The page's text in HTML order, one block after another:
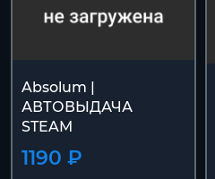
Absolum |
АВТОВЫДАЧА
STEAM
1190 ₽